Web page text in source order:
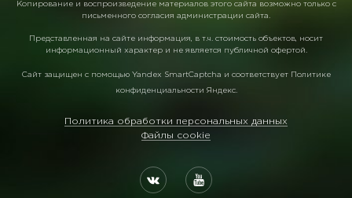
Копирование и воспроизведение материалов этого сайта возможно только с
письменного согласия администрации сайта.
Представленная на сайте информация, в т.ч. стоимость объектов, носит
информационный характер и не является публичной офертой.
Сайт защищен с помощью Yandex SmartCaptcha и соответствует Политике
конфиденциальности Яндекс.
Политика обработки персональных данных
Файлы cookie